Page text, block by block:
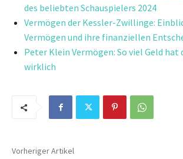
des beliebten Schauspielers 2024
Vermögen der Kessler-Zwillinge:
Vermögen und ihre finanziellen
Peter Klein Vermögen: So viel Geld
wirklich
Vorheriger Artikel